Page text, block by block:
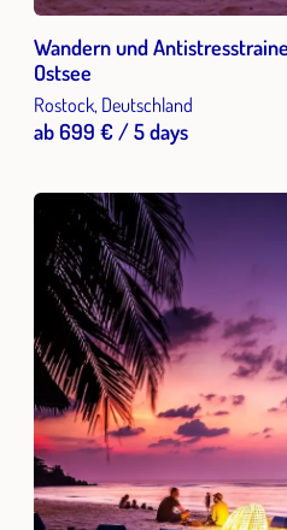
Wandern und
Ostsee
Rostock, Deutschland
ab 699 € / 5 days